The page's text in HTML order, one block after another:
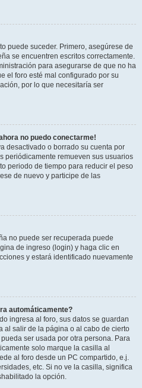
puede suceder. Primero, asegúrese de
se encuentren escritos correctamente.
para asegurarse de que no ha
el foro esté mal configurado por su
por lo que necesitaría ser
no puedo conectarme!
desactivado o borrado su cuenta por
periódicamente remueven sus usuarios
periodo de tiempo para reducir el peso
de nuevo y participe de las
no puede ser recuperada puede
de ingreso (login) y haga clic en
y estará identificado nuevamente
automáticamente?
ingresa al foro, sus datos se guardan
al salir de la página o al cabo de cierto
ser usada por otra persona. Para
solo marque la casilla al
al foro desde un PC compartido, e.j.
etc. Si no ve la casilla, significa
la opción.